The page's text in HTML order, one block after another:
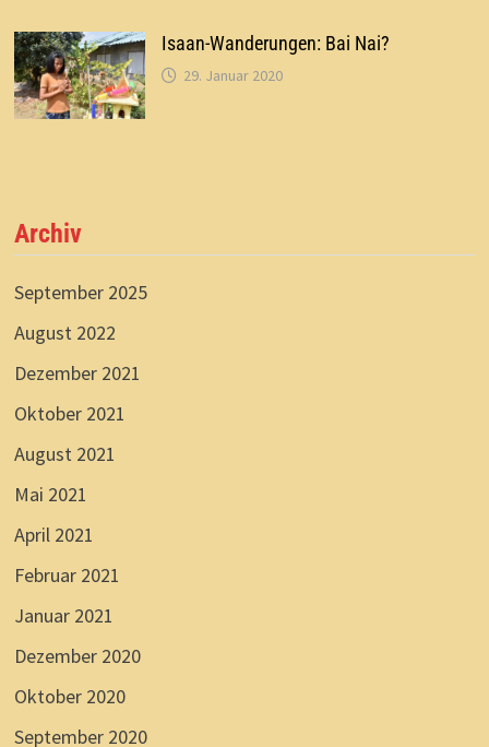
Isaan-Wanderungen: Bai Nai?
29. Januar 2020
Archiv
September 2025
August 2022
Dezember 2021
Oktober 2021
August 2021
Mai 2021
April 2021
Februar 2021
Januar 2021
Dezember 2020
Oktober 2020
September 2020